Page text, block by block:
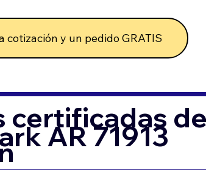
cotización y un pedido GRATIS
AR 71913